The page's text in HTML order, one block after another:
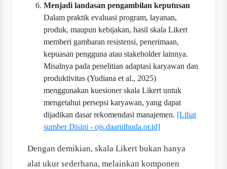
Menjadi landasan pengambilan keputusan
Dalam praktik evaluasi program, layanan,
produk, maupun kebijakan, hasil skala Likert
memberi gambaran resistensi, penerimaan,
kepuasan pengguna atau stakeholder lainnya.
Misalnya pada penelitian adaptasi karyawan dan
produktivitas (Yudiana et al., 2025)
menggunakan kuesioner skala Likert untuk
mengetahui persepsi karyawan, yang dapat
dijadikan dasar rekomendasi manajemen. [Lihat
sumber Disini - ojs.daarulhuda.or.id]
Dengan demikian, skala Likert bukan hanya
alat ukur sederhana, melainkan komponen